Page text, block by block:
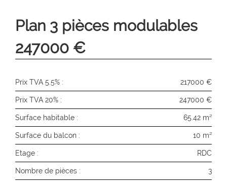
Plan 3 pièces modulables
247000 €
Prix TVA 5.5% : 217000 €
Prix TVA 20% : 247000 €
Surface habitable : 65.42 m²
Surface du balcon : 10 m²
Etage : RDC
Nombre de pièces : 3